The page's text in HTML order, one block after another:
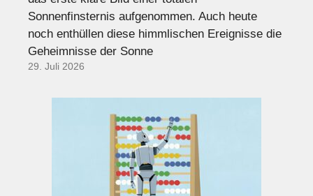
Sonnenfinsternis aufgenommen. Auch heute
noch enthüllen diese himmlischen Ereignisse die
Geheimnisse der Sonne
29. Juli 2026